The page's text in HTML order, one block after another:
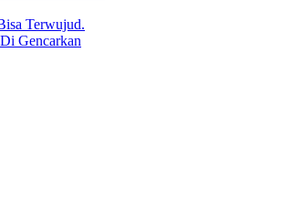
Terwujud.
Gencarkan